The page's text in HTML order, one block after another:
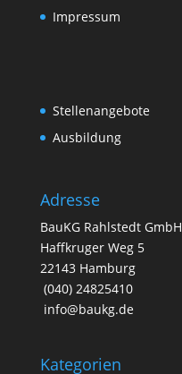
Impressum
Stellenangebote
Ausbildung
Adresse
BauKG Rahlstedt GmbH
Haffkruger Weg 5
22143 Hamburg
(040) 24825410
info@baukg.de
Kategorien